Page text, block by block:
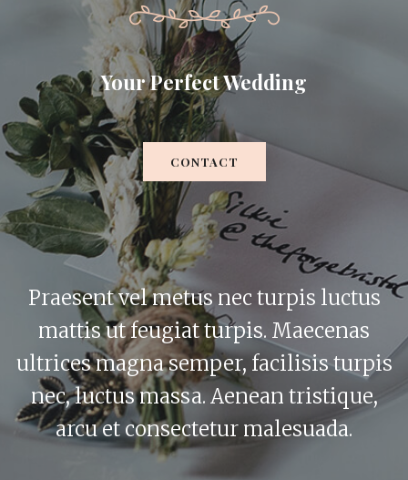
Your Perfect Wedding
CONTACT
Praesent vel metus nec turpis luctus
mattis ut feugiat turpis. Maecenas
ultrices magna semper, facilisis turpis
nec, luctus massa. Aenean tristique,
arcu et consectetur malesuada.